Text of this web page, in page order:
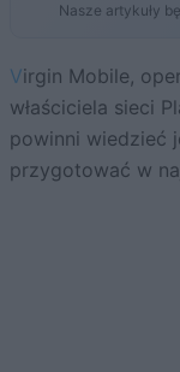
Nasze artykuły
Virgin Mobile, operator wirtualny należący do
właściciela sieci
powinni wiedzieć
przygotować w